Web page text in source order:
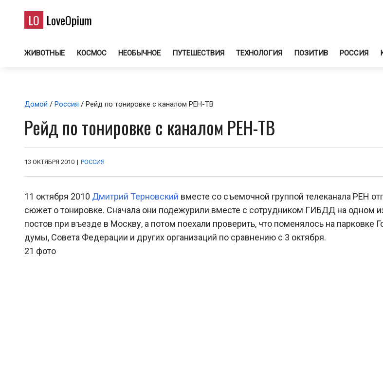
LO LoveOpium
ЖИВОТНЫЕ КОСМОС НЕОБЫЧНОЕ ПУТЕШЕСТВИЯ ТЕХНОЛОГИЯ ПОЗИТИВ РОССИЯ
Домой / Россия / Рейд по тонировке с каналом РЕН-ТВ
Рейд по тонировке с каналом РЕН-ТВ
13 ОКТЯБРЯ 2010 | РОССИЯ
11 октября 2010 Дмитрий Терновский вместе со съемочной группой телеканала РЕН
сюжет о тонировке. Сначала они подежурили вместе с сотрудником ГИБДД на одном
постов при въезде в Москву, а потом поехали проверить, что поменялось на парковке
думы, Совета Федерации и других организаций по сравнению с 3 октября.
21 фото